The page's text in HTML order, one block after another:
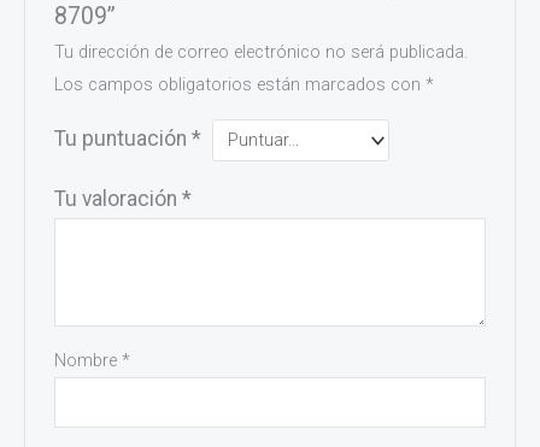
8709”
Tu dirección de correo electrónico no será publicada.
Los campos obligatorios están marcados con*
Tu puntuación*
Tu valoración*
Nombre*